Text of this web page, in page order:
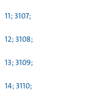
11; 3107;
12; 3108;
13; 3109;
14; 3110;